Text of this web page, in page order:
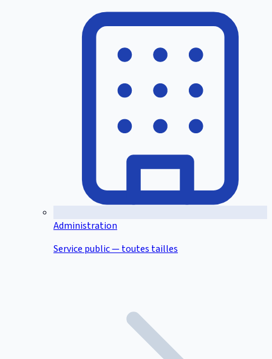
Administration
Service public — toutes tailles